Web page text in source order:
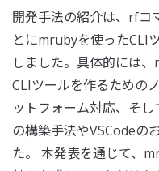
開発手法の紹介は、rfコ
とにmrubyを使ったCLI
しました。具体的には
CLIツールを作るための
ットフォーム対応、そ
の構築手法やVSCodeの
た。 本発表を通じて、